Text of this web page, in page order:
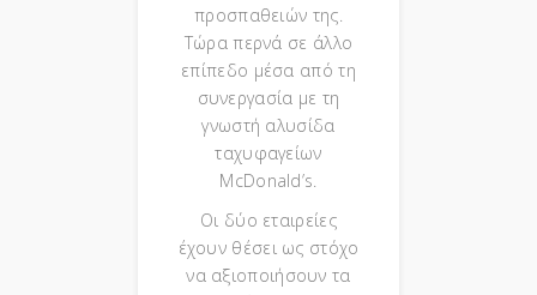
προσπαθειών της.
Τώρα περνά σε άλλο
επίπεδο μέσα από τη
συνεργασία με τη
γνωστή αλυσίδα
ταχυφαγείων
McDonald’s.
Οι δύο εταιρείες
έχουν θέσει ως στόχο
να αξιοποιήσουν τα